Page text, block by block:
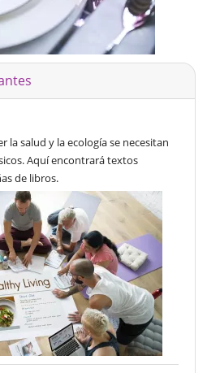
la salud y la ecología se necesitan
Aquí encontrará textos
de libros.